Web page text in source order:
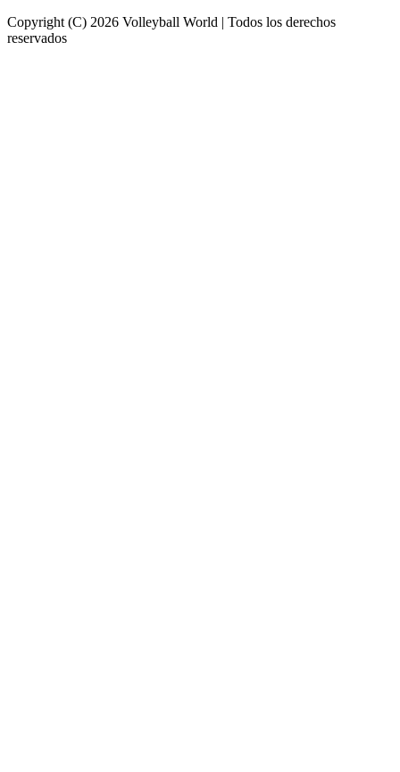
Copyright (C) 2026 Volleyball World | Todos los derechos
reservados